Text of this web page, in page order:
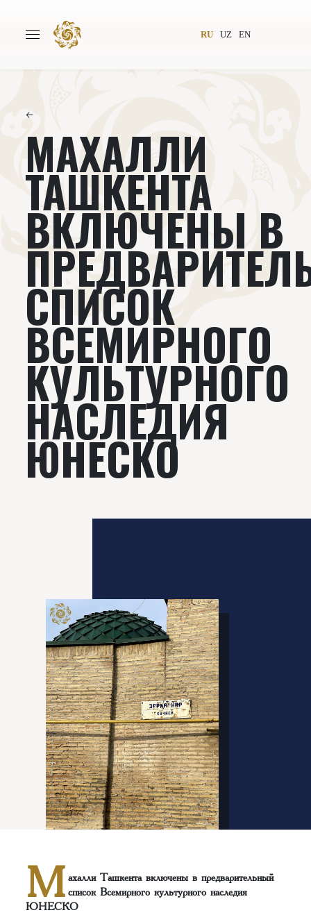
RU UZ EN
Авторы Всемирное общество
Издательство Новости
Проекты Подкасты
Книги Видеолекторий
←
МАХАЛЛИ
ТАШКЕНТА
ВКЛЮЧЕНЫ В
СПИСОК
ВСЕМИРНОГО
КУЛЬТУРНОГО
НАСЛЕДИЯ
ЮНЕСКО
М ахалли Ташкента включены в предварительный
список Всемирного культурного наследия
ЮНЕСКО